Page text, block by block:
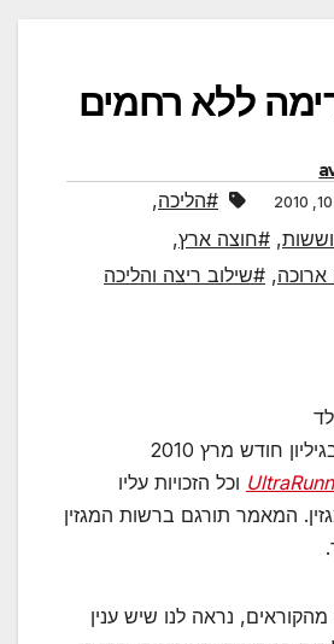
ללא רחמים
#הליכה,
, #חוצה ארץ,
ארוכה, #שילוב ריצה והליכה
המאמר פורסם בגיליון חודש מרץ 2010
וכל הזכויות עליו
המאמר תורגם ברשות המגזין
נראה לנו שיש ענין